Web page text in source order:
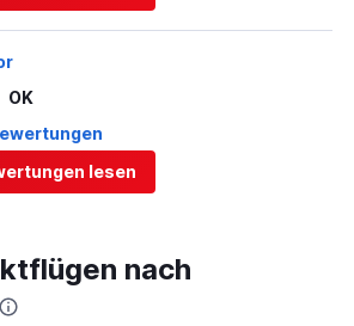
OK
lesen
nach